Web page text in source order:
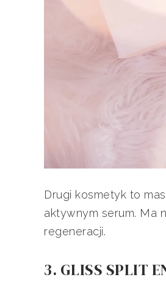
Drugi kosmetyk to
aktywnym serum. Ma
regeneracji.
3. GLISS SPLIT